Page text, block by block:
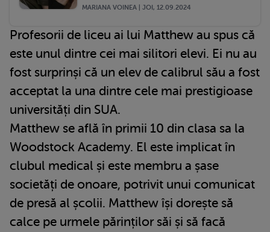
MARIANA VOINEA | JOI, 12.09.2024
Profesorii de liceu ai lui Matthew au spus că
este unul dintre cei mai silitori elevi. Ei nu au
fost surprinși că un elev de calibrul său a fost
acceptat la una dintre cele mai prestigioase
universități din SUA.
Matthew se află în primii 10 din clasa sa la
Woodstock Academy. El este implicat în
clubul medical și este membru a șase
societăți de onoare, potrivit unui comunicat
de presă al școlii. Matthew își dorește să
calce pe urmele părinților săi și să facă